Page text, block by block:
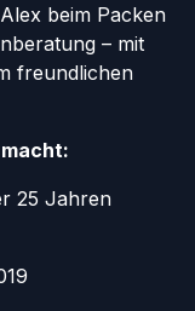
beim Packen
– mit
freundlichen
25 Jahren